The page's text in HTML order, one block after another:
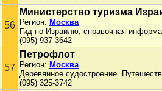
56
Министерство туризма
Регион: Москва
Гид по Израилю, справочная
(095) 937-3642
57
Петрофлот
Регион: Москва
Деревянное судостроение.
(095) 325-3742